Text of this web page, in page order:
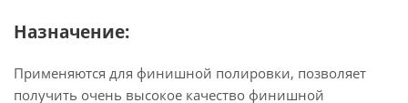
Назначение:
Применяются для финишной полировки, позволяет
получить очень высокое качество финишной